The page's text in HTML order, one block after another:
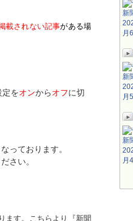
載されない記事がある場
定をオンからオフに切
なっております。
さい。
ます。 こちらより『新聞